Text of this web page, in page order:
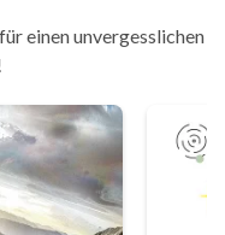
einen unvergesslichen